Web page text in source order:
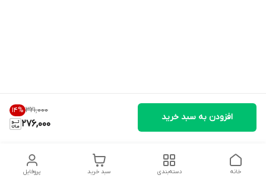
۳۲۱٬۰۰۰ 14%
276,000
افزودن به سبد خرید
پروفایل سبد خرید دسته‌بندی خانه